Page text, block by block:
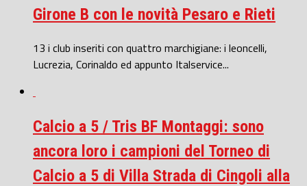
Girone B con le novità Pesaro e Rieti
13 i club inseriti con quattro marchigiane: i leoncelli,
Lucrezia, Corinaldo ed appunto Italservice...
Calcio a 5 / Tris BF Montaggi: sono
ancora loro i campioni del Torneo di
Calcio a 5 di Villa Strada di Cingoli alla